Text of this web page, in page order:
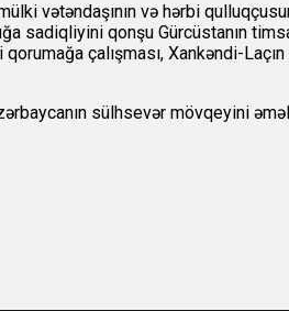
vətəndaşının və hərbi
sadiqliyini qonşu Gürcüstanın
çalışması, Xankəndi-Laçın
sülhsevər mövqeyini